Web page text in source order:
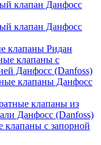
клапан Данфосс
клапан Данфосс
клапаны Ридан
клапаны с
Данфосс (Danfoss)
клапаны Данфосс
клапаны из
Данфосс (Danfoss)
с запорной